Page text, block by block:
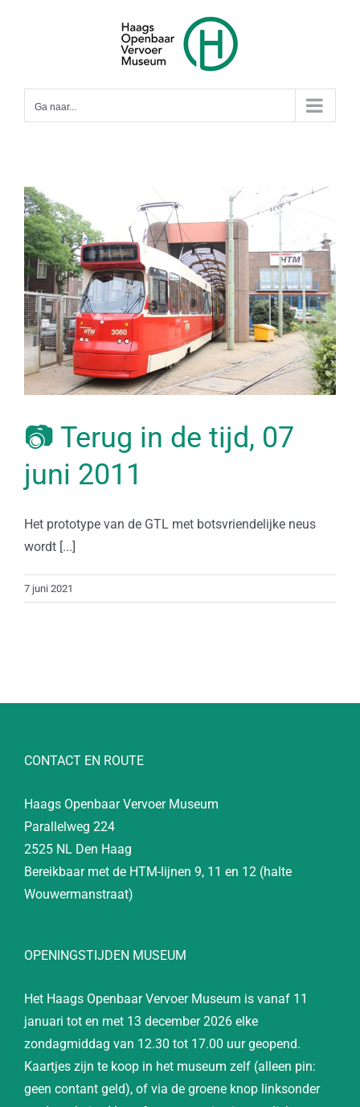
Ga naar...
📷 Terug in de tijd, 07
juni 2011
Het prototype van de GTL met botsvriendelijke neus
wordt [...]
7 juni 2021
CONTACT EN ROUTE
Haags Openbaar Vervoer Museum
Parallelweg 224
2525 NL Den Haag
Bereikbaar met de HTM-lijnen 9, 11 en 12 (halte
Wouwermanstraat)
OPENINGSTIJDEN MUSEUM
Het Haags Openbaar Vervoer Museum is vanaf 11
januari tot en met 13 december 2026 elke
zondagmiddag van 12.30 tot 17.00 uur geopend.
Kaartjes zijn te koop in het museum zelf (alleen pin:
geen contant geld), of via de groene knop linksonder